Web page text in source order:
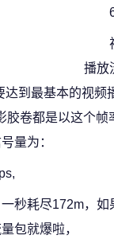
播放
到最基本的视
胶卷都是以这个
量为：
秒耗尽172m，
包就爆啦，